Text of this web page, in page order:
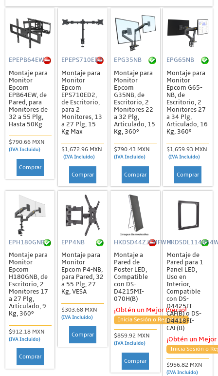
EPEPB64EW
Montaje para
Monitor
Epcom
EPB64EW, de
Pared, para
Monitores de
32 a 55 Plg,
Hasta 50Kg
$790.66 MXN
(IVA Incluido)
Comprar
EPEPS710ED2
Montaje para
Monitor
Epcom
EPS710ED2,
de Escritorio,
para 2
Monitores, 13
a 27 Plg, 15
Kg Max
$1,672.96 MXN
(IVA Incluido)
Comprar
EPG35NB
Montaje para
Monitor
Epcom
G35NB, de
Escritorio, 2
Monitores 22
a 32 Plg,
Articulado, 15
Kg, 360º
$790.43 MXN
(IVA Incluido)
Comprar
EPG65NB
Montaje para
Monitor
Epcom G65-
NB, de
Escritorio, 2
Monitores 27
a 34 Plg,
Articulado, 16
Kg, 360º
$1,659.93 MXN
(IVA Incluido)
Comprar
EPH180GNB
Montaje para
Monitor
Epcom
H180GNB, de
Escritorio, 2
Monitores 17
a 27 Plg,
Articulado, 9
Kg, 360º
$912.18 MXN
(IVA Incluido)
Comprar
EPP4NB
Montaje para
Monitor
Epcom P4-NB,
para Pared, 32
a 55 Plg, 27
Kg, VESA
$303.68 MXN
(IVA Incluido)
Comprar
HKDSD44ZJCMFWM
Montaje a
Pared de
Poster LED,
Compatible
con DS-
D4215MI-
070H(B)
¡Obtén un Mejor Precio!
Inicia Sesión o Regístrate
$859.92 MXN
(IVA Incluido)
Comprar
Montaje de
Pared para 1
Panel LED,
Uso en
Interior,
Compatible
con DS-
D4425FI-
CAF(B) o DS-
D4418FI-
CAF(B)
¡Obtén un
Inicia Sesión o
$956.82 MXN
(IVA Incluido)